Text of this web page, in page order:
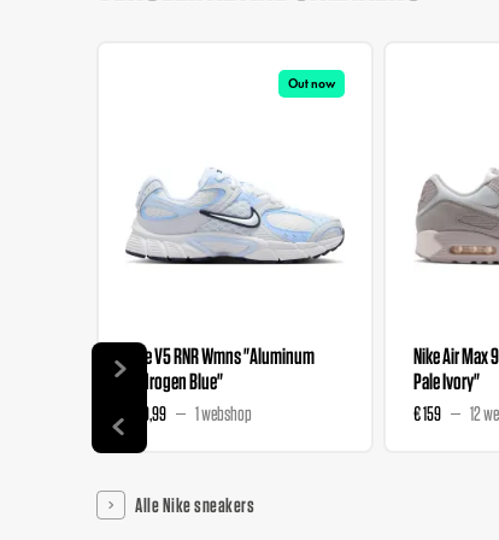
Out now
Nike V5 RNR Wmns "Aluminum
Hydrogen Blue"
€ 89,99 1 webshop
Nike Air Max
Pale Ivory"
€ 159 12
Alle Nike sneakers